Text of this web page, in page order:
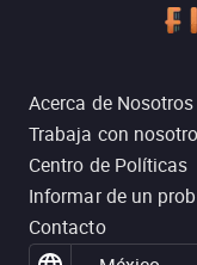
Acerca de Nosotros
Trabaja con
Centro de Políticas
Informar de un
Contacto